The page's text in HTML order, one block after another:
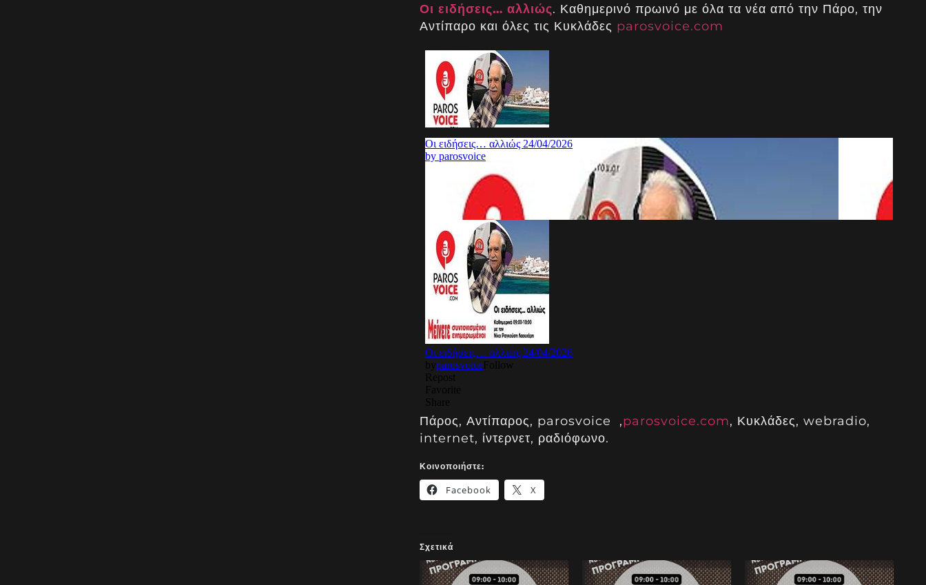
Οι ειδήσεις… αλλιώς. Καθημερινό πρωινό με όλα τα νέα από την Πάρο, την
Αντίπαρο και όλες τις Κυκλάδες parosvoice.com
Πάρος, Αντίπαρος, parosvoice ,parosvoice.com, Κυκλάδες, webradio,
internet, ίντερνετ, ραδιόφωνο.
Κοινοποιήστε:
Facebook X
Σχετικά